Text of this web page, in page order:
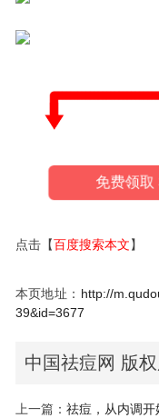
免费领取
点击【百度搜索本文】
本页地址： http://
39&id=3677
中国祛痘网 版权
上一篇： 祛痘，从内调开